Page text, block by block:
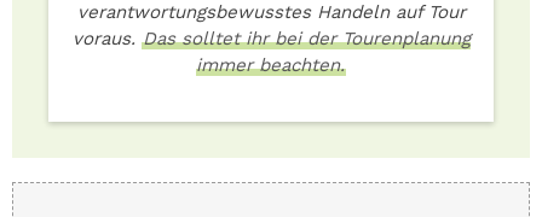
verantwortungsbewusstes Handeln auf Tour
voraus. Das solltet ihr bei der Tourenplanung
immer beachten.